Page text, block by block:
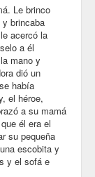
Le brinco
brincaba
acercó la
a él
mano y
dió un
había
el héroe,
a su mamá
él era el
su pequeña
escobita y
y el sofá e